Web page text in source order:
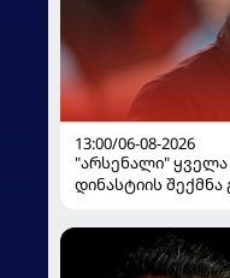
13:00/06-08-2026
"არსენალი"
დინასტიის